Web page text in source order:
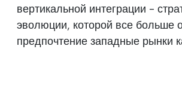
вертикальной интеграции -
эволюции, которой все больше
предпочтение западные рынки